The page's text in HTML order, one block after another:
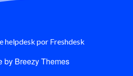
helpdesk por Freshdesk
by Breezy Themes